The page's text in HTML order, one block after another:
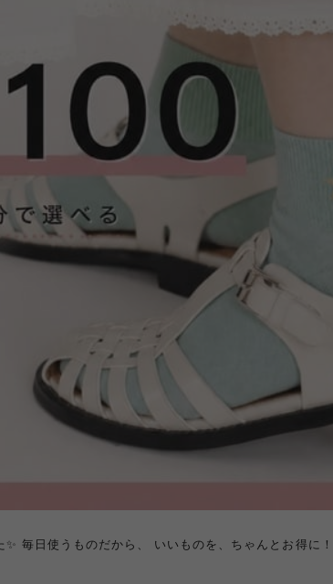
毎日使うものだから、 いいものを、ちゃんとお得に